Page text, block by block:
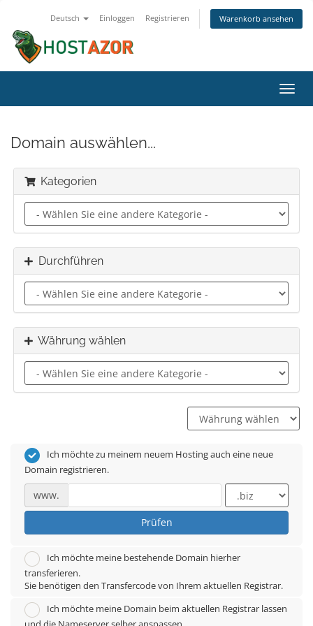
Deutsch Einloggen Registrieren Warenkorb ansehen
ein-/
Domain auswählen...
Kategorien
Durchführen
Währung wählen
Ich möchte zu meinem neuem Hosting auch eine neue
Domain registrieren.
www.
Prüfen
Ich möchte meine bestehende Domain hierher
transferieren.
Sie benötigen den Transfercode von Ihrem aktuellen Registrar.
Ich möchte meine Domain beim aktuellen Registrar lassen